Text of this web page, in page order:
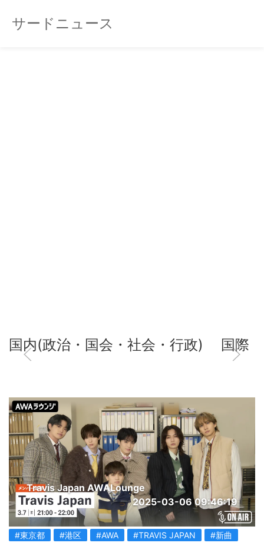
サードニュース
国内(政治・国会・社会・行政) 国際
Travis Japan AWALounge
2025-03-06 09:46:19
#東京都 #港区 #AWA #TRAVIS JAPAN #新曲